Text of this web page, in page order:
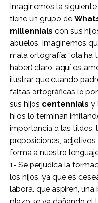
Imaginemos la
tiene un grupo de
millennials con sus
abuelos. Imaginemos
mala ortografía: “ola ha
haber) claro, aquí
ilustrar que cuando
faltas ortográficas le
sus hijos centennials y
hijos lo terminan
importancia a las tildes,
preposiciones,
forma a nuestro
1- Se perjudica la
los hijos, ya que es
laboral que aspiren,